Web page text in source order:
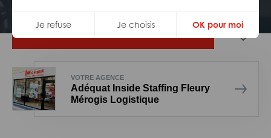
Je refuse Je choisis OK pour moi
VOTRE AGENCE
Adéquat Inside Staffing Fleury
Mérogis Logistique